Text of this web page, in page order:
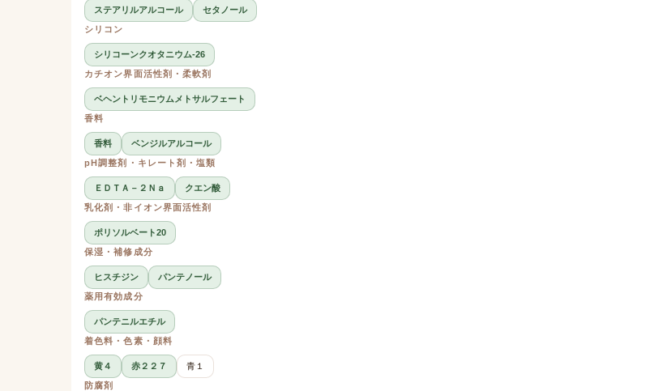
ステアリルアルコール
セタノール
シリコン
シリコーンクオタニウム-26
カチオン界面活性剤・柔軟剤
ベヘントリモニウムメトサルフェート
香料
香料
ベンジルアルコール
pH調整剤・キレート剤・塩類
ＥＤＴＡ－２Ｎａ
クエン酸
乳化剤・非イオン界面活性剤
ポリソルベート20
保湿・補修成分
ヒスチジン
パンテノール
薬用有効成分
パンテニルエチル
着色料・色素・顔料
黄４ 赤２２７
青１
防腐剤